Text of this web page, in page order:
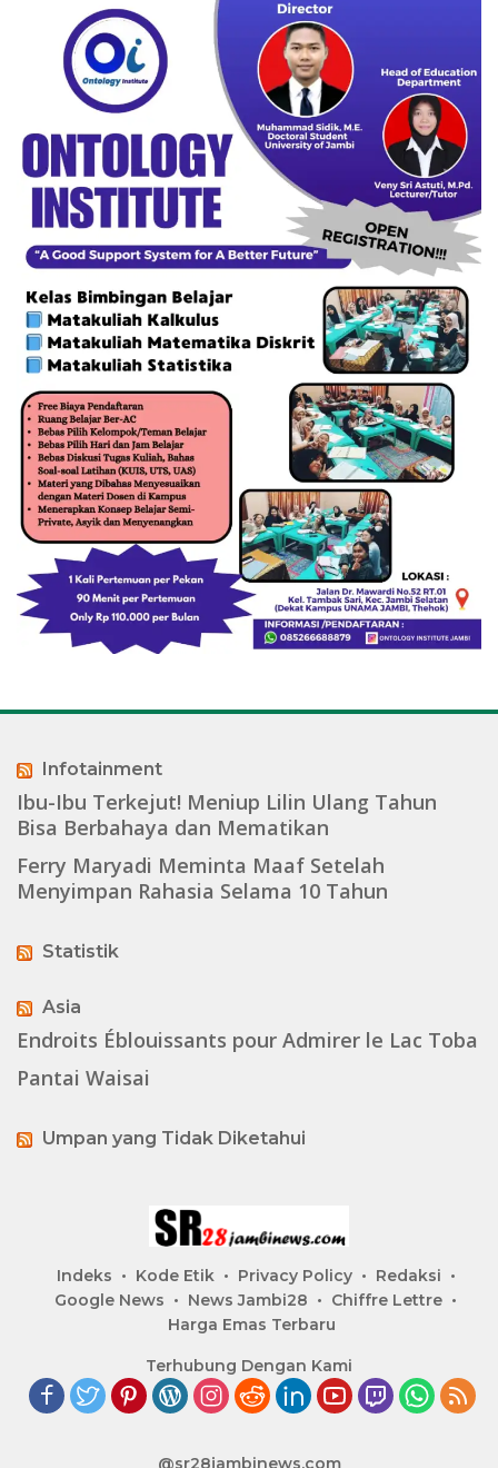
Infotainment
Ibu-Ibu Terkejut! Meniup Lilin Ulang Tahun
Bisa Berbahaya dan Mematikan
Ferry Maryadi Meminta Maaf Setelah
Menyimpan Rahasia Selama 10 Tahun
Statistik
Asia
Endroits Éblouissants pour Admirer le Lac Toba
Pantai Waisai
Umpan yang Tidak Diketahui
Indeks Kode Etik Privacy Policy
Redaksi
Google News
News Jambi28
Chiffre Lettre
Harga Emas Terbaru
Terhubung Dengan Kami
@sr28jambinews.com